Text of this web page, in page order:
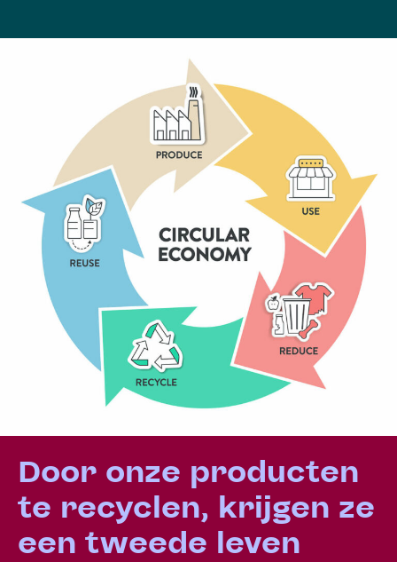
Door onze producten
te recyclen, krijgen ze
een tweede leven